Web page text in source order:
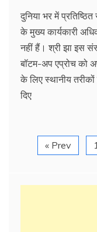
दुनिया भर में
के मुख्य कार्यकारी
नहीं हैं। श्री झा इस
बॉटम-अप एप्रोच को
के लिए स्थानीय
दिए
« Prev